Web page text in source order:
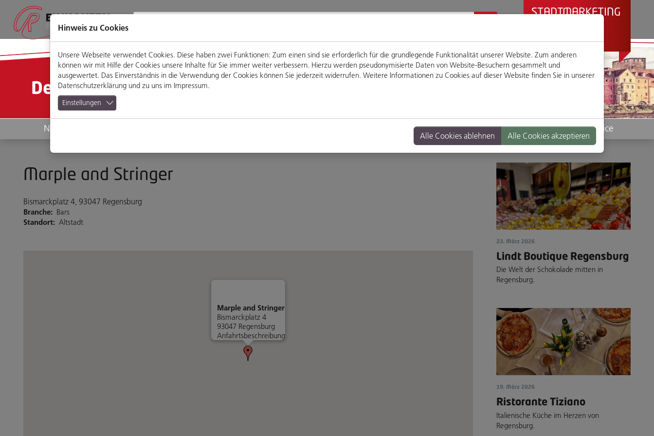
Seiteninhalt
Hauptmenü
Footermenü
Website-
Suche
STADTMARKETING
PRÄSENTIERT
Detailansicht
News Veranstaltungen Standorte Service
Marple and Stringer
Bismarckplatz 4, 93047 Regensburg
Branche: Bars
Standort: Altstadt
Marple and Stringer
Bismarckplatz 4
93047 Regensburg
Anfahrtsbeschreibung
23. März 2026
Lindt Boutique Regensburg
Die Welt der Schokolade mitten in
Regensburg.
19. März 2026
Ristorante Tiziano
Italienische Küche im Herzen von
Regensburg.
Hinweis zu Cookies
Unsere Webseite verwendet Cookies. Diese haben zwei Funktionen: Zum einen sind sie erforderlich für die grundlegende Funktionalität unserer Website. Zum anderen
können wir mit Hilfe der Cookies unsere Inhalte für Sie immer weiter verbessern. Hierzu werden pseudonymisierte Daten von Website-Besuchern gesammelt und
ausgewertet. Das Einverständnis in die Verwendung der Cookies können Sie jederzeit widerrufen. Weitere Informationen zu Cookies auf dieser Website finden Sie in unserer
Datenschutzerklärung und zu uns im Impressum.
Einstellungen
Alle Cookies ablehnen Alle Cookies akzeptieren